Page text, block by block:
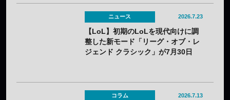
いにナーフ。「バスティオンブレイ
カー」はやり過ぎバフでメタアイテ
ム必至？
ニュース 2026.7.23
【LoL】初期のLoLを現代向けに調
整した新モード「リーグ・オブ・レ
ジェンド クラシック」が7月30日
が登場
コラム 2026.7.13